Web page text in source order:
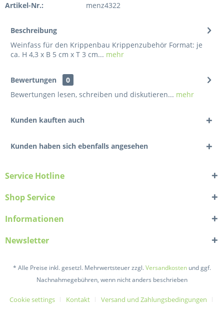
Artikel-Nr.: menz4322
Beschreibung
Weinfass für den Krippenbau Krippenzubehör Format: je
ca. H 4,3 x B 5 cm x T 3 cm... mehr
Bewertungen
0
Bewertungen lesen, schreiben und diskutieren... mehr
Kunden kauften auch
Kunden haben sich ebenfalls angesehen
Service Hotline
Shop Service
Informationen
Newsletter
* Alle Preise inkl. gesetzl. Mehrwertsteuer zzgl.Versandkosten und ggf.
Nachnahmegebühren, wenn nicht anders beschrieben
Cookie settings Kontakt
Versand und Zahlungsbedingungen